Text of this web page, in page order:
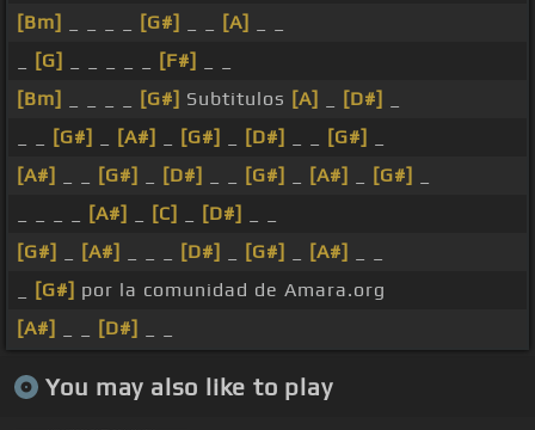
[Bm] [G#] [A]
[G] [F#]
[Bm]
[G#] Subtitulos [A] [D#]
[G#] [A#] [G#] [D#] [G#]
[A#]
[G#] [D#] [G#] [A#] [G#]
[A#] [C] [D#]
[G#]
[A#] [D#] [G#] [A#]
[G#] por la comunidad de Amara.org
[A#]
[D#]
You may also like to play